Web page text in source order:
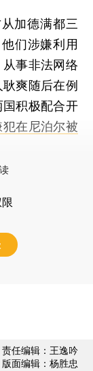
加德满都三
们涉嫌利用
事非法网络
爽随后在例
积极配合开
在尼泊尔被
责任编辑：王逸吟
版面编辑：杨胜忠